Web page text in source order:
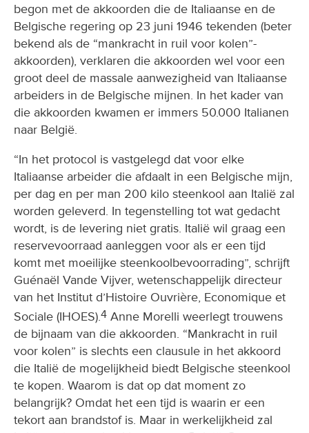
begon met de akkoorden die de Italiaanse en de
Belgische regering op 23 juni 1946 tekenden (beter
bekend als de “mankracht in ruil voor kolen”-
akkoorden), verklaren die akkoorden wel voor een
groot deel de massale aanwezigheid van Italiaanse
arbeiders in de Belgische mijnen. In het kader van
die akkoorden kwamen er immers 50.000 Italianen
naar België.
“In het protocol is vastgelegd dat voor elke
Italiaanse arbeider die afdaalt in een Belgische mijn,
per dag en per man 200 kilo steenkool aan Italië zal
worden geleverd. In tegenstelling tot wat gedacht
wordt, is de levering niet gratis. Italië wil graag een
reservevoorraad aanleggen voor als er een tijd
komt met moeilijke steenkoolbevoorrading”, schrijft
Guénaël Vande Vijver, wetenschappelijk directeur
van het Institut d’Histoire Ouvrière, Economique et
Sociale (IHOES).4 Anne Morelli weerlegt trouwens
de bijnaam van die akkoorden. “Mankracht in ruil
voor kolen” is slechts een clausule in het akkoord
die Italië de mogelijkheid biedt Belgische steenkool
te kopen. Waarom is dat op dat moment zo
belangrijk? Omdat het een tijd is waarin er een
tekort aan brandstof is. Maar in werkelijkheid zal